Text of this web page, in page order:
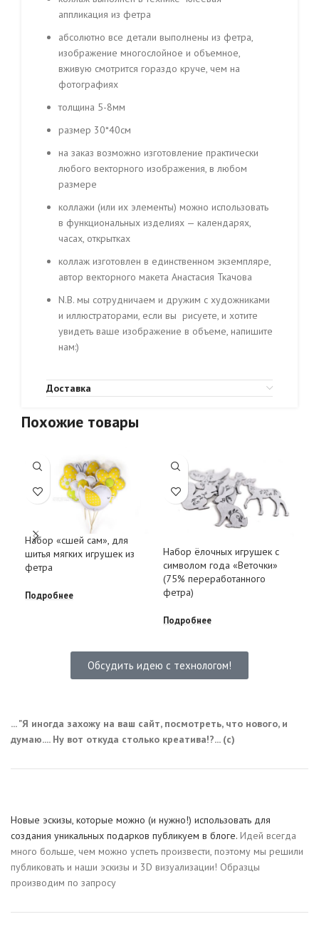
аппликация из фетра
абсолютно все детали выполнены из фетра,
изображение многослойное и объемное,
вживую смотрится гораздо круче, чем на
фотографиях
толщина 5-8мм
размер 30*40см
на заказ возможно изготовление практически
любого векторного изображения, в любом
размере
коллажи (или их элементы) можно использовать
в функциональных изделиях — календарях,
часах, открытках
коллаж изготовлен в единственном экземпляре,
автор векторного макета Анастасия Ткачова
N.B. мы сотрудничаем и дружим с художниками
и иллюстраторами, если вы рисуете, и хотите
увидеть ваше изображение в объеме, напишите
нам:)
Доставка
Похожие товары
Набор «сшей сам», для
шитья мягких игрушек из
фетра
Подробнее
Набор ёлочных игрушек с
символом года «Веточки»
(75% переработанного
фетра)
Подробнее
Обсудить идею с технологом!
... "Я иногда захожу на ваш сайт, посмотреть, что нового, и
думаю.... Ну вот откуда столько креатива!?... (с)
Новые эскизы, которые можно (и нужно!) использовать для
создания уникальных подарков публикуем в блоге. Идей всегда
много больше, чем можно успеть произвести, поэтому мы решили
публиковать и наши эскизы и 3D визуализации! Образцы
производим по запросу